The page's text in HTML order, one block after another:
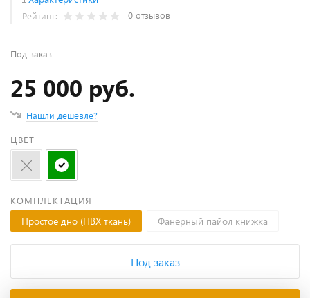
Рейтинг: 0 отзывов
Под заказ
25 000 руб.
Нашли дешевле?
ЦВЕТ
КОМПЛЕКТАЦИЯ
Простое дно (ПВХ ткань) Фанерный пайол книжка
Под заказ